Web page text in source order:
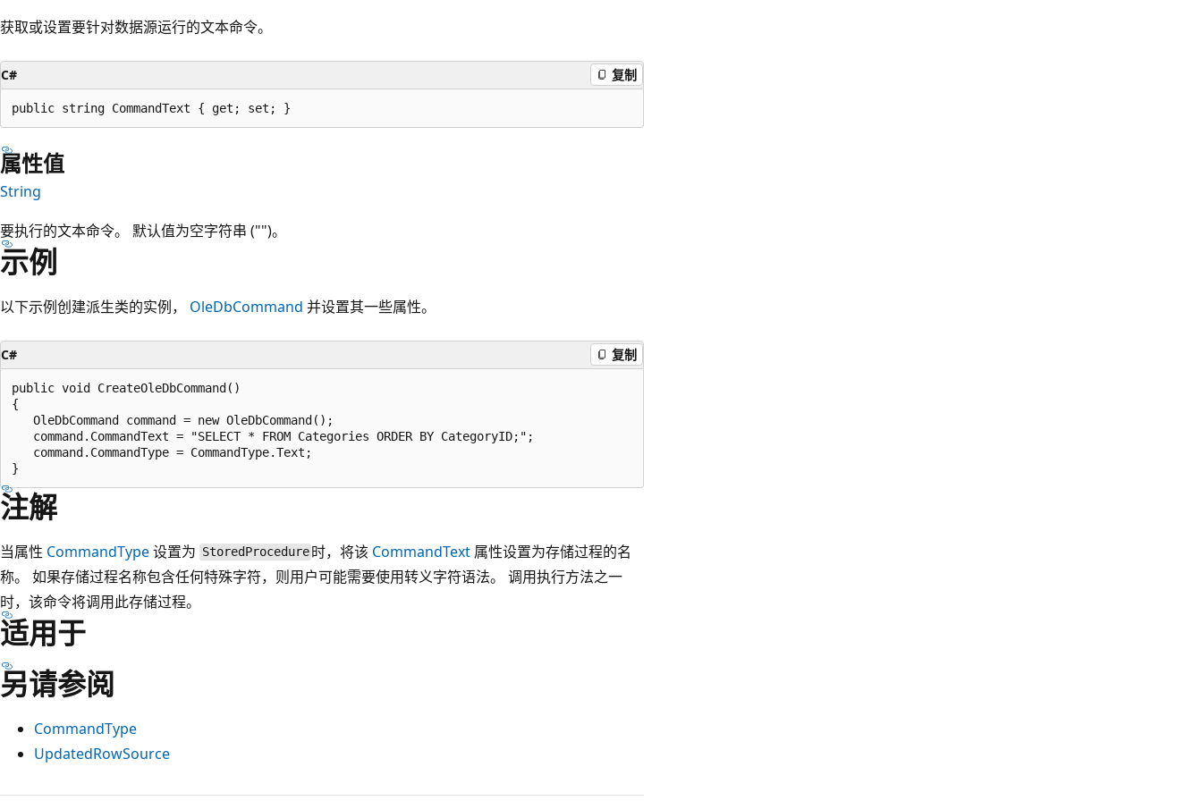
获取或设置要针对数据源运行的文本命令。
C# 复制
public string CommandText { get; set; }
属性值
String
要执行的文本命令。 默认值为空字符串 ("")。
示例
以下示例创建派生类的实例， OleDbCommand 并设置其一些属性。
C# 复制
public void CreateOleDbCommand()
{
   OleDbCommand command = new OleDbCommand();
   command.CommandText = "SELECT * FROM Categories ORDER BY CategoryID;";
   command.CommandType = CommandType.Text;
注解
当属性 CommandType设置为 StoredProcedure 时，将该 CommandText 属性设置为存储过程的名
称。 如果存储过程名称包含任何特殊字符，则用户可能需要使用转义字符语法。 调用执行方法之一
时，该命令将调用此存储过程。
适用于
另请参阅
CommandType
UpdatedRowSource
阅